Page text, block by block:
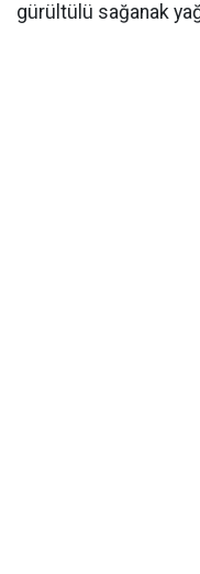
gürültülü sağanak